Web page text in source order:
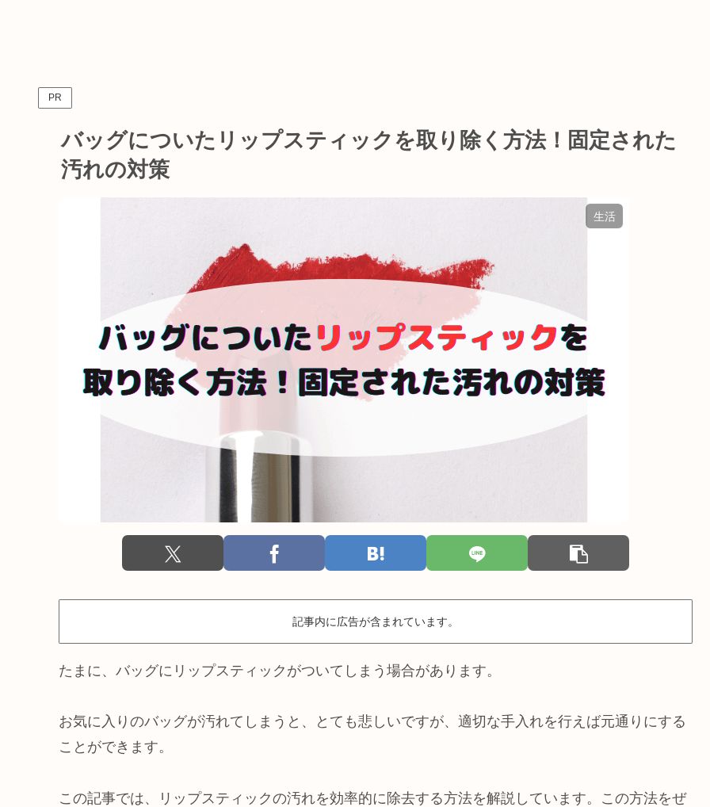
PR
バッグについたリップスティックを取り除く方法！固定された
汚れの対策
生活
記事内に広告が含まれています。
たまに、バッグにリップスティックがついてしまう場合があります。
お気に入りのバッグが汚れてしまうと、とても悲しいですが、適切な手入れを行えば元通りにする
ことができます。
この記事では、リップスティックの汚れを効率的に除去する方法を解説しています。この方法をぜ